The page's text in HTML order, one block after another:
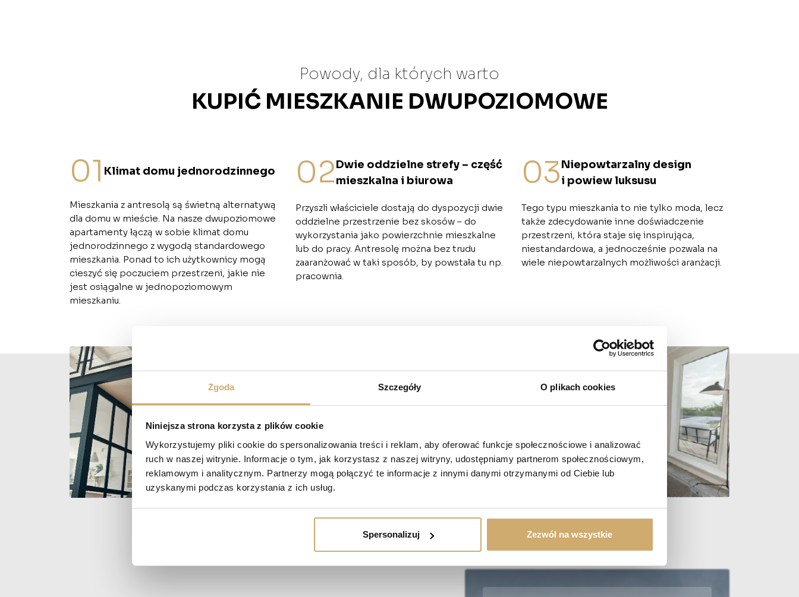
Zgoda Szczegóły O plikach cookies
Niniejsza strona korzysta z plików cookie
Wykorzystujemy pliki cookie do spersonalizowania treści i reklam, aby oferować funkcje społecznościowe i analizować
ruch w naszej witrynie. Informacje o tym, jak korzystasz z naszej witryny, udostępniamy partnerom społecznościowym,
reklamowym i analitycznym. Partnerzy mogą połączyć te informacje z innymi danymi otrzymanymi od Ciebie lub
uzyskanymi podczas korzystania z ich usług.
Spersonalizuj Zezwól na wszystkie
Powody, dla których warto
KUPIĆ MIESZKANIE DWUPOZIOMOWE
01 Klimat domu jednorodzinnego
Mieszkania z antresolą są świetną alternatywą
dla domu w mieście. Na nasze dwupoziomowe
apartamenty łączą w sobie klimat domu
jednorodzinnego z wygodą standardowego
mieszkania. Ponad to ich użytkownicy mogą
cieszyć się poczuciem przestrzeni, jakie nie
jest osiągalne w jednopoziomowym
mieszkaniu.
02Dwie oddzielne strefy – część
mieszkalna i biurowa
Przyszli właściciele dostają do dyspozycji dwie
oddzielne przestrzenie bez skosów – do
wykorzystania jako powierzchnie mieszkalne
lub do pracy. Antresolę można bez trudu
zaaranżować w taki sposób, by powstała tu np.
pracownia.
03Niepowtarzalny design
i powiew luksusu
Tego typu mieszkania to nie tylko moda, lecz
także zdecydowanie inne doświadczenie
przestrzeni, która staje się inspirująca,
niestandardowa, a jednocześnie pozwala na
wiele niepowtarzalnych możliwości aranżacji.